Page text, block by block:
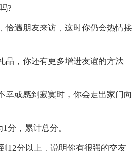
?
恰遇朋友来访，这时你仍会热情接
品，你还有更多增进友谊的方法
幸或感到寂寞时，你会走出家门向
分，累计总分。
12分以上，说明你有很强的交友